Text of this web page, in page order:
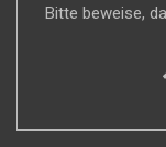
Bitte beweise,